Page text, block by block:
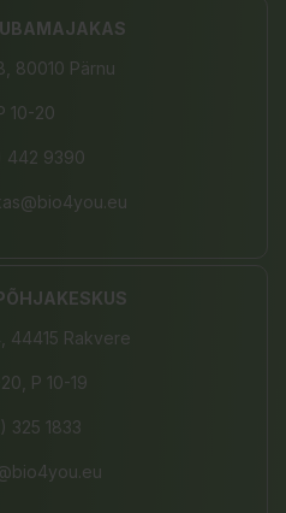
80010 Pärnu
10-20
442 9390
44415 Rakvere
P 10-19
325 1833